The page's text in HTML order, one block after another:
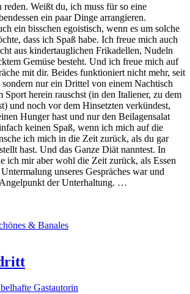
Weißt du, ich muss für so eine
ein paar Dinge arrangieren.
ein bisschen egoistisch, wenn es um solche
dass ich Spaß habe. Ich freue mich auch
aus kindertauglichen Frikadellen, Nudeln
Gemüse besteht. Und ich freue mich auf
mit dir. Beides funktioniert nicht mehr, seit
nur ein Drittel von einem Nachtisch
Sport herein rauschst (in den Italiener, zu dem
und noch vor dem Hinsetzten verkündest,
Hunger hast und nur den Beilagensalat
keinen Spaß, wenn ich mich auf die
ich mich in die Zeit zurück, als du gar
hast. Und das Ganze Diät nanntest. In
ich mir aber wohl die Zeit zurück, als Essen
unseres Gespräches war und
der Unterhaltung. …
& Banales
Gastautorin